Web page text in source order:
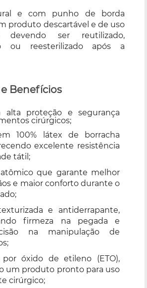
e com punho de borda
produto descartável e de uso
devendo ser reutilizado,
ou reesterilizado após a
Benefícios
alta proteção e segurança
cirúrgicos;
100% látex de borracha
excelente resistência
tátil;
que garante melhor
e maior conforto durante o
e antiderrapante,
firmeza na pegada e
na manipulação de
por óxido de etileno (ETO),
um produto pronto para uso
cirúrgico;